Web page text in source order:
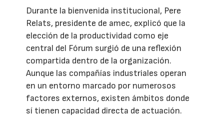
Durante la bienvenida institucional, Pere
Relats, presidente de amec, explicó que la
elección de la productividad como eje
central del Fórum surgió de una reflexión
compartida dentro de la organización.
Aunque las compañías industriales operan
en un entorno marcado por numerosos
factores externos, existen ámbitos donde
sí tienen capacidad directa de actuación.